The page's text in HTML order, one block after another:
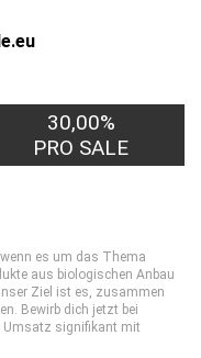
30,00%
PRO SALE
es um das Thema
aus biologischen Anbau
Ziel ist es, zusammen
Bewirb dich jetzt bei
Umsatz signifikant mit